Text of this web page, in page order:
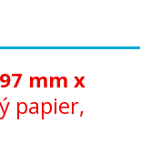
mm x
papier,